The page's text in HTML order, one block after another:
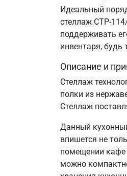
Идеальный
стеллаж СТР-
поддерживать
инвентаря,
Описание и
Стеллаж
полки из
Стеллаж
Данный
впишется не
помещении кафе
можно